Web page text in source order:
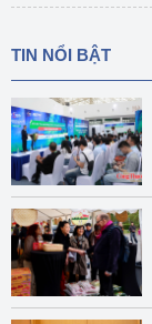
TIN NỔI BẬT